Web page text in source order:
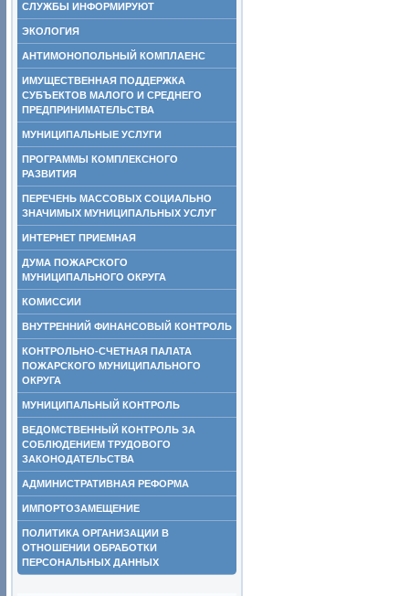
СЛУЖБЫ ИНФОРМИРУЮТ
ЭКОЛОГИЯ
АНТИМОНОПОЛЬНЫЙ КОМПЛАЕНС
ИМУЩЕСТВЕННАЯ ПОДДЕРЖКА
СУБЪЕКТОВ МАЛОГО И СРЕДНЕГО
ПРЕДПРИНИМАТЕЛЬСТВА
МУНИЦИПАЛЬНЫЕ УСЛУГИ
ПРОГРАММЫ КОМПЛЕКСНОГО
РАЗВИТИЯ
ПЕРЕЧЕНЬ МАССОВЫХ СОЦИАЛЬНО
ЗНАЧИМЫХ МУНИЦИПАЛЬНЫХ УСЛУГ
ИНТЕРНЕТ ПРИЕМНАЯ
ДУМА ПОЖАРСКОГО
МУНИЦИПАЛЬНОГО ОКРУГА
КОМИССИИ
ВНУТРЕННИЙ ФИНАНСОВЫЙ КОНТРОЛЬ
КОНТРОЛЬНО-СЧЕТНАЯ ПАЛАТА
ПОЖАРСКОГО МУНИЦИПАЛЬНОГО
ОКРУГА
МУНИЦИПАЛЬНЫЙ КОНТРОЛЬ
ВЕДОМСТВЕННЫЙ КОНТРОЛЬ ЗА
СОБЛЮДЕНИЕМ ТРУДОВОГО
ЗАКОНОДАТЕЛЬСТВА
АДМИНИСТРАТИВНАЯ РЕФОРМА
ИМПОРТОЗАМЕЩЕНИЕ
ПОЛИТИКА ОРГАНИЗАЦИИ В
ОТНОШЕНИИ ОБРАБОТКИ
ПЕРСОНАЛЬНЫХ ДАННЫХ